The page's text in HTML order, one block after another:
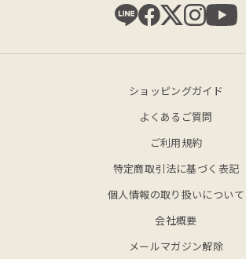
ショッピングガイド
よくあるご質問
ご利用規約
特定商取引法に基づく表記
個人情報の取り扱いについて
会社概要
メールマガジン解除